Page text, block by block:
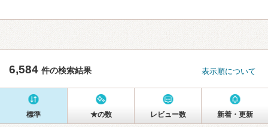
6,584 件の検索結果 表示順について
標準 ★の数 レビュー数 新着・更新